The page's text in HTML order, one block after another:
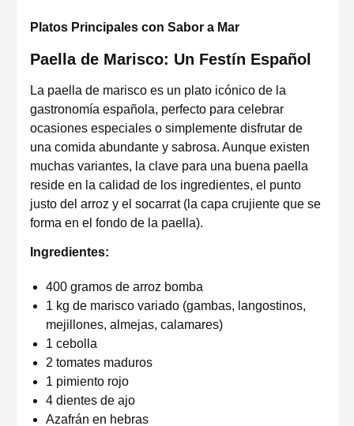
Platos Principales con Sabor a Mar
Paella de Marisco: Un Festín Español
La paella de marisco es un plato icónico de la
gastronomía española, perfecto para celebrar
ocasiones especiales o simplemente disfrutar de
una comida abundante y sabrosa. Aunque existen
muchas variantes, la clave para una buena paella
reside en la calidad de los ingredientes, el punto
justo del arroz y el socarrat (la capa crujiente que se
forma en el fondo de la paella).
Ingredientes:
400 gramos de arroz bomba
1 kg de marisco variado (gambas, langostinos,
mejillones, almejas, calamares)
1 cebolla
2 tomates maduros
1 pimiento rojo
4 dientes de ajo
Azafrán en hebras